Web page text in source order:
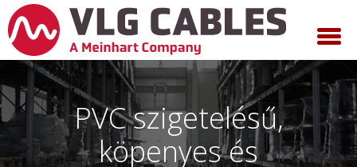
PVC szigetelésű,
köpenyes és